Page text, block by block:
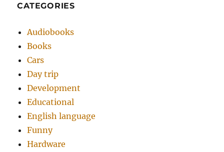
CATEGORIES
Audiobooks
Books
Cars
Day trip
Development
Educational
English language
Funny
Hardware